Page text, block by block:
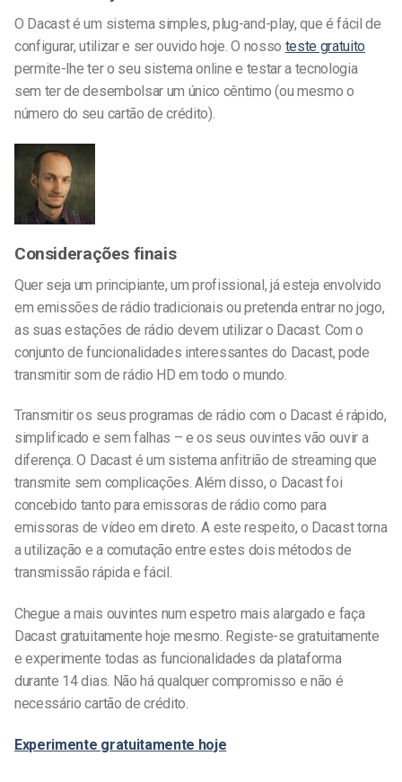
O Dacast é um sistema simples, plug-and-play, que é fácil de
configurar, utilizare ser ouvido hoje. O nosso teste gratuito
permite-lhe ter o seu sistema online e testar a tecnologia
sem ter de desembolsar um único cêntimo (ou mesmo o
número do seu cartão de crédito).
Considerações finais
Quer seja um principiante, um profissional, já esteja envolvido
em emissões de rádio tradicionais ou pretenda entrar no jogo,
as suas estações de rádio devem utilizar o Dacast. Com o
conjunto de funcionalidades interessantes do Dacast, pode
transmitir som de rádio HD em todo o mundo.
Transmitir os seus programas de rádio com o Dacast é rápido,
simplificado e sem falhas – e os seus ouvintes vão ouvir a
diferença. O Dacast é um sistema anfitrião de streaming que
transmite sem complicações. Além disso, o Dacast foi
concebido tanto para emissoras de rádio como para
emissoras de vídeo em direto. A este respeito, o Dacast torna
a utilização e a comutação entre estes dois métodos de
transmissão rápida e fácil.
Chegue a mais ouvintes num espetro mais alargado e faça
Dacast gratuitamente hoje mesmo. Registe-se gratuitamente
e experimente todas as funcionalidades da plataforma
durante 14 dias. Não há qualquer compromisso e não é
necessário cartão de crédito.
Experimente gratuitamente hoje